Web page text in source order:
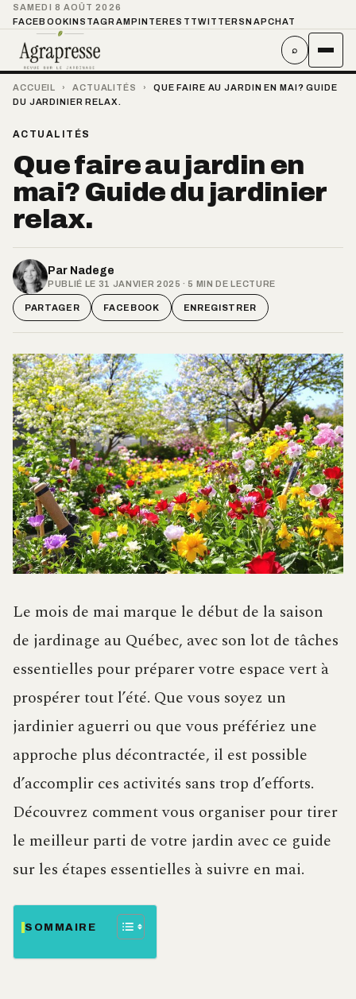
SAMEDI 8 AOÛT 2026
FACEBOOKINSTAGRAMPINTEREST TWITTER SNAPCHAT
⌕
ACCUEIL › ACTUALITÉS ›
QUE FAIRE AU JARDIN EN MAI? GUIDE
DU JARDINIER RELAX.
ACTUALITÉS
Que faire au jardin en
mai? Guide du jardinier
relax.
Par Nadege
PUBLIÉ LE 31 JANVIER 2025 · 5 MIN DE LECTURE
PARTAGER FACEBOOK ENREGISTRER
Le mois de mai marque le début de la saison
de jardinage au Québec, avec son lot de tâches
essentielles pour préparer votre espace vert à
prospérer tout l’été. Que vous soyez un
jardinier aguerri ou que vous préfériez une
approche plus décontractée, il est possible
d’accomplir ces activités sans trop d’efforts.
Découvrez comment vous organiser pour tirer
le meilleur parti de votre jardin avec ce guide
sur les étapes essentielles à suivre en mai.
SOMMAIRE